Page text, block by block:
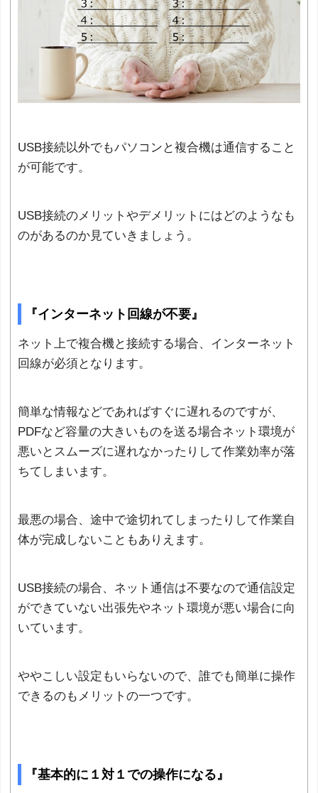
USB接続以外でもパソコンと複合機は通信すること
が可能です。
USB接続のメリットやデメリットにはどのようなも
のがあるのか見ていきましょう。
『インターネット回線が不要』
ネット上で複合機と接続する場合、インターネット
回線が必須となります。
簡単な情報などであればすぐに遅れるのですが、
PDFなど容量の大きいものを送る場合ネット環境が
悪いとスムーズに遅れなかったりして作業効率が落
ちてしまいます。
最悪の場合、途中で途切れてしまったりして作業自
体が完成しないこともありえます。
USB接続の場合、ネット通信は不要なので通信設定
ができていない出張先やネット環境が悪い場合に向
いています。
ややこしい設定もいらないので、誰でも簡単に操作
できるのもメリットの一つです。
『基本的に１対１での操作になる』